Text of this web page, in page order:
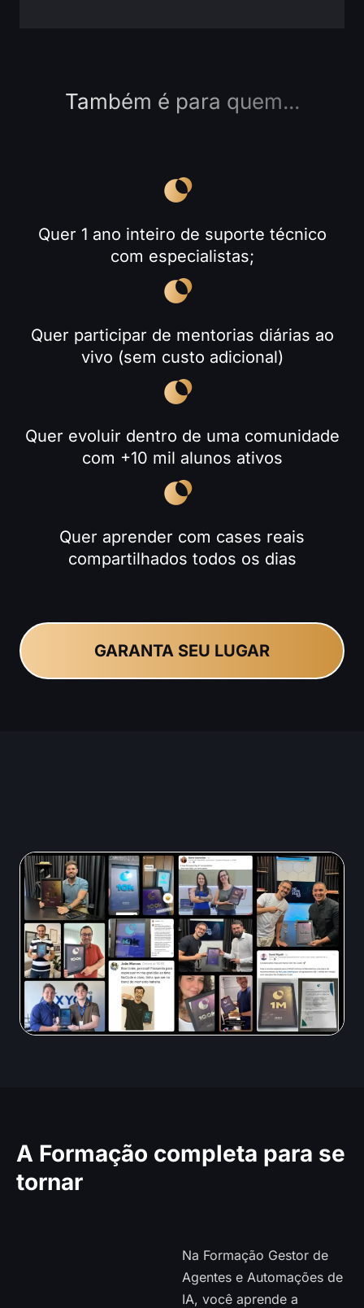
Também é para quem...
Quer 1 ano inteiro de suporte técnico
com especialistas;
Quer participar de mentorias diárias ao
vivo (sem custo adicional)
Quer evoluir dentro de uma comunidade
com +10 mil alunos ativos
Quer aprender com cases reais
compartilhados todos os dias
GARANTA SEU LUGAR
A Formação completa para se
tornar
Na Formação Gestor de
Agentes e Automações de
IA, você aprende a